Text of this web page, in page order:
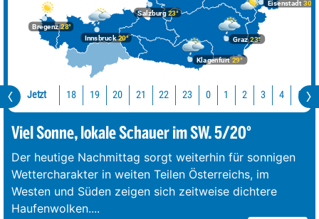
Bregenz28°
Graz23°
Innsbruck20°
Klagenfurt 29°
Salzburg23°
Eisenstadt 30°
Jetzt 18 19 20 21 22 23 0 1 2 3 4 5
Viel Sonne, lokale Schauer im SW. 5/20°
Der heutige Nachmittag sorgt weiterhin für sonnigen
Wettercharakter in weiten Teilen Österreichs, im
Westen und Süden zeigen sich zeitweise dichtere
Haufenwolken....